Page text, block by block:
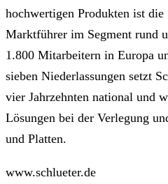
hochwertigen Produkten ist
Marktführer im Segment rund
1.800 Mitarbeitern in Europa
sieben Niederlassungen setzt
vier Jahrzehnten national und
Lösungen bei der Verlegung
und Platten.
www.schlueter.de